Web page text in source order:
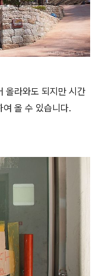
올라와도 되지만 시간
여 올 수 있습니다.